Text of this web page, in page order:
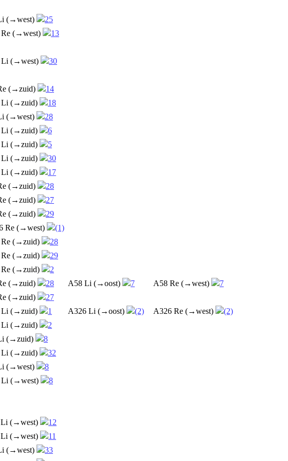
(→west)
25
(→west)
13
Li (→west) 30
(→zuid)
14
Li (→zuid)
18
(→west)
28
Li (→zuid)
6
Li (→zuid)
5
Li (→zuid)
30
Li (→zuid)
17
(→zuid)
28
(→zuid)
27
(→zuid)
29
Re (→west)
(1)
(→zuid)
28
(→zuid)
29
(→zuid)
2
(→zuid)
28 A58 Li (→oost) 7 A58 Re (→west)
7
(→zuid)
27
Li (→zuid)
1 A326 Li (→oost) (2) A326 Re (→west)
(2)
Li (→zuid)
2
(→zuid)
8
Li (→zuid)
32
(→west)
8
Li (→west)
8
Li (→west)
12
Li (→west)
11
(→west)
33